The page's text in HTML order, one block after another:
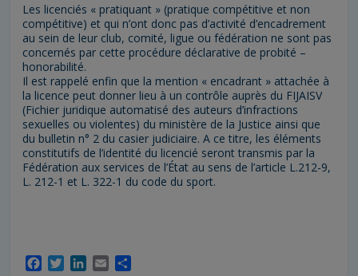
Les licenciés « pratiquant » (pratique compétitive et non
compétitive) et qui n’ont donc pas d’activité d’encadrement
au sein de leur club, comité, ligue ou fédération ne sont pas
concernés par cette procédure déclarative de probité –
honorabilité.
Il est rappelé enfin que la mention « encadrant » attachée à
la licence peut donner lieu à un contrôle auprès du FIJAISV
(Fichier juridique automatisé des auteurs d’infractions
sexuelles ou violentes) du ministère de la Justice ainsi que
du bulletin n° 2 du casier judiciaire. A ce titre, les éléments
constitutifs de l’identité du licencié seront transmis par la
Fédération aux services de l’État au sens de l’article L.212-9,
L. 212-1 et L. 322-1 du code du sport.
T